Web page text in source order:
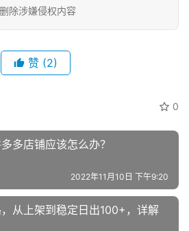
除涉嫌侵权内容
赞 (2)
0
多店铺应该怎么办？
2022年11月10日 下午9:20
从上架到稳定日出100+，详解